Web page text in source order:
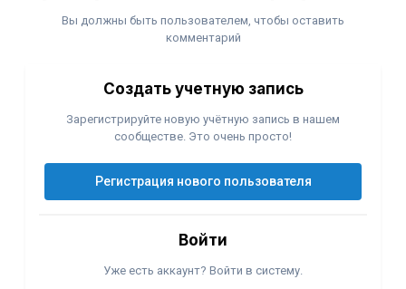
Вы должны быть пользователем, чтобы оставить
комментарий
Создать учетную запись
Зарегистрируйте новую учётную запись в нашем
сообществе. Это очень просто!
Регистрация нового пользователя
Войти
Уже есть аккаунт? Войти в систему.